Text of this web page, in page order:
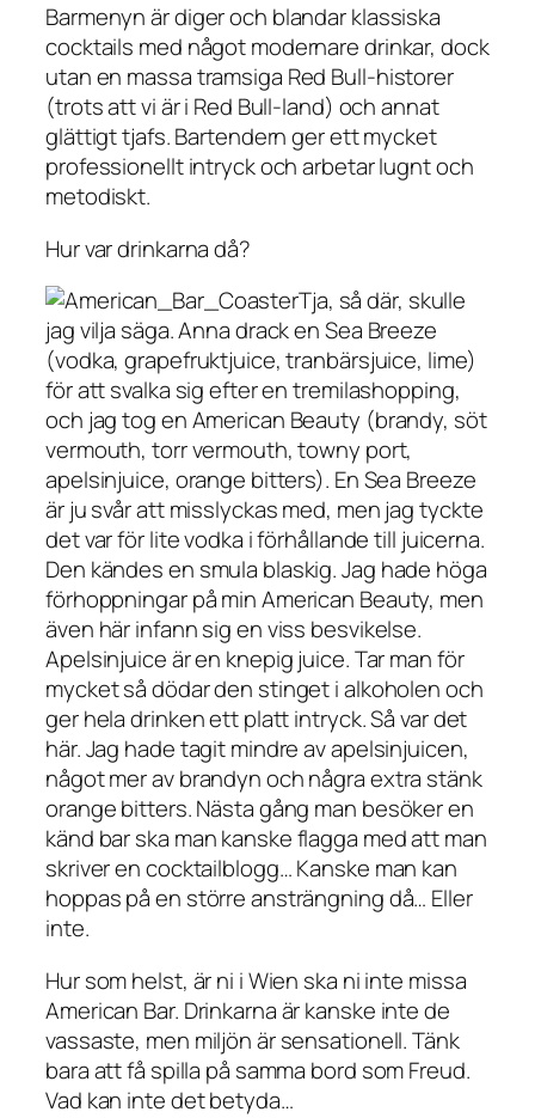
Barmenyn är diger och blandar klassiska
cocktails med något modernare drinkar, dock
utan en massa tramsiga Red Bull-historer
(trots att vi är i Red Bull-land) och annat
glättigt tjafs. Bartendern ger ett mycket
professionellt intryck och arbetar lugnt och
metodiskt.
Hur var drinkarna då?
Tja, så där, skulle
jag vilja säga. Anna drack en Sea Breeze
(vodka, grapefruktjuice, tranbärsjuice, lime)
för att svalka sig efter en tremilashopping,
och jag tog en American Beauty (brandy, söt
vermouth, torr vermouth, towny port,
apelsinjuice, orange bitters). En Sea Breeze
är ju svår att misslyckas med, men jag tyckte
det var för lite vodka i förhållande till juicerna.
Den kändes en smula blaskig. Jag hade höga
förhoppningar på min American Beauty, men
även här infann sig en viss besvikelse.
Apelsinjuice är en knepig juice. Tar man för
mycket så dödar den stinget i alkoholen och
ger hela drinken ett platt intryck. Så var det
här. Jag hade tagit mindre av apelsinjuicen,
något mer av brandyn och några extra stänk
orange bitters. Nästa gång man besöker en
känd bar ska man kanske flagga med att man
skriver en cocktailblogg… Kanske man kan
hoppas på en större ansträngning då… Eller
inte.
Hur som helst, är ni i Wien ska ni inte missa
American Bar. Drinkarna är kanske inte de
vassaste, men miljön är sensationell. Tänk
bara att få spilla på samma bord som Freud.
Vad kan inte det betyda…